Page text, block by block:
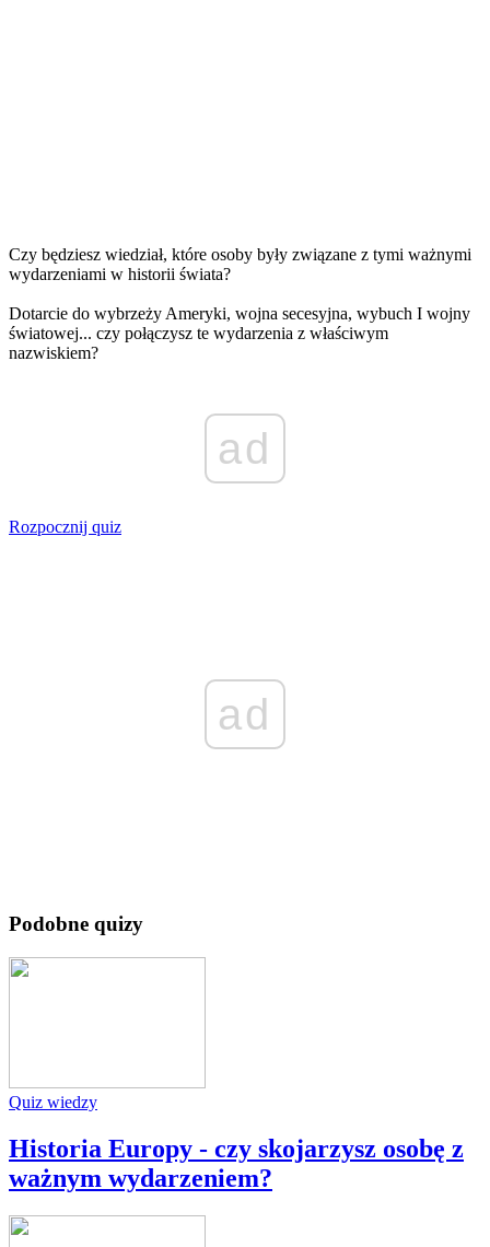
Czy będziesz wiedział, które osoby były związane z tymi ważnymi
wydarzeniami w historii świata?
Dotarcie do wybrzeży Ameryki, wojna secesyjna, wybuch I wojny
światowej... czy połączysz te wydarzenia z właściwym
nazwiskiem?
ad
Rozpocznij quiz
ad
Podobne quizy
Quiz wiedzy
Historia Europy - czy skojarzysz osobę z
ważnym wydarzeniem?